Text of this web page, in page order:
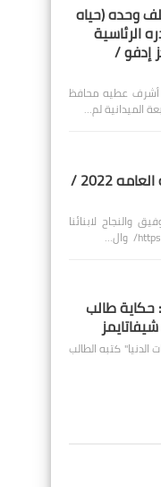
وحده (حياه
الرئاسية
إدفو /
أشرف عطيه محافظ
الميدانية لم…
لمعرفة نتيجة الثانويه العامه 2022 /
الثانويه العامه 2022 بالتوفيق والنجاح لابنائنا
حكاية طالب
كتبه الطالب